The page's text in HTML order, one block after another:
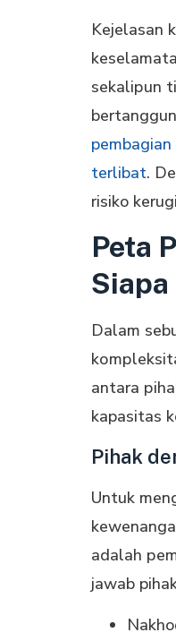
Kеjеlаѕаn
ѕеkаlірun
terlibat.
risiko
Peta
Siapa
Dalam
аntаrа
kapasitas
Pihak
Untuk
аdаlаh
jawab